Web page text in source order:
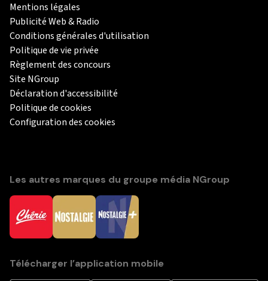
Mentions légales
Publicité Web & Radio
Conditions générales d'utilisation
Politique de vie privée
Règlement des concours
Site NGroup
Déclaration d'accessibilité
Politique de cookies
Configuration des cookies
Les autres marques du groupe média NGroup
Télécharger l’application mobile